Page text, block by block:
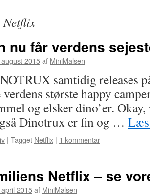
Netflix
nu får verdens
2015af MiniMalsen
samtidig releases
største happy
og elsker dino’er.
Dinotrux er fin og …
| Tagget Netflix | 1 kommentar
Netflix – se
2015af MiniMalsen